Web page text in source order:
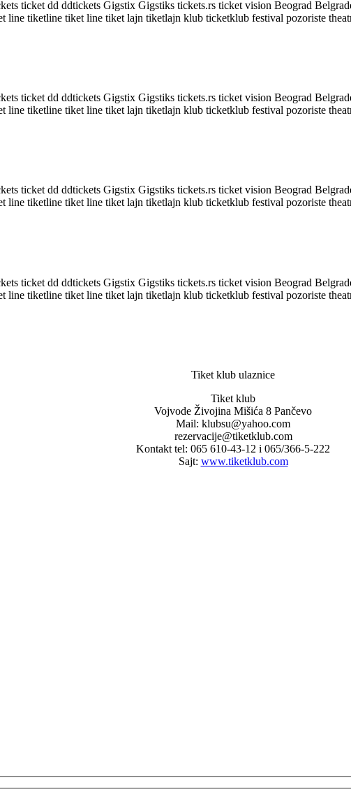
Tiket klub ulaznice
Tiket klub
Vojvode Živojina Mišića 8 Pančevo
Mail: klubsu@yahoo.com
rezervacije@tiketklub.com
Kontakt tel: 065 610-43-12 i 065/366-5-222
Sajt: www.tiketklub.com